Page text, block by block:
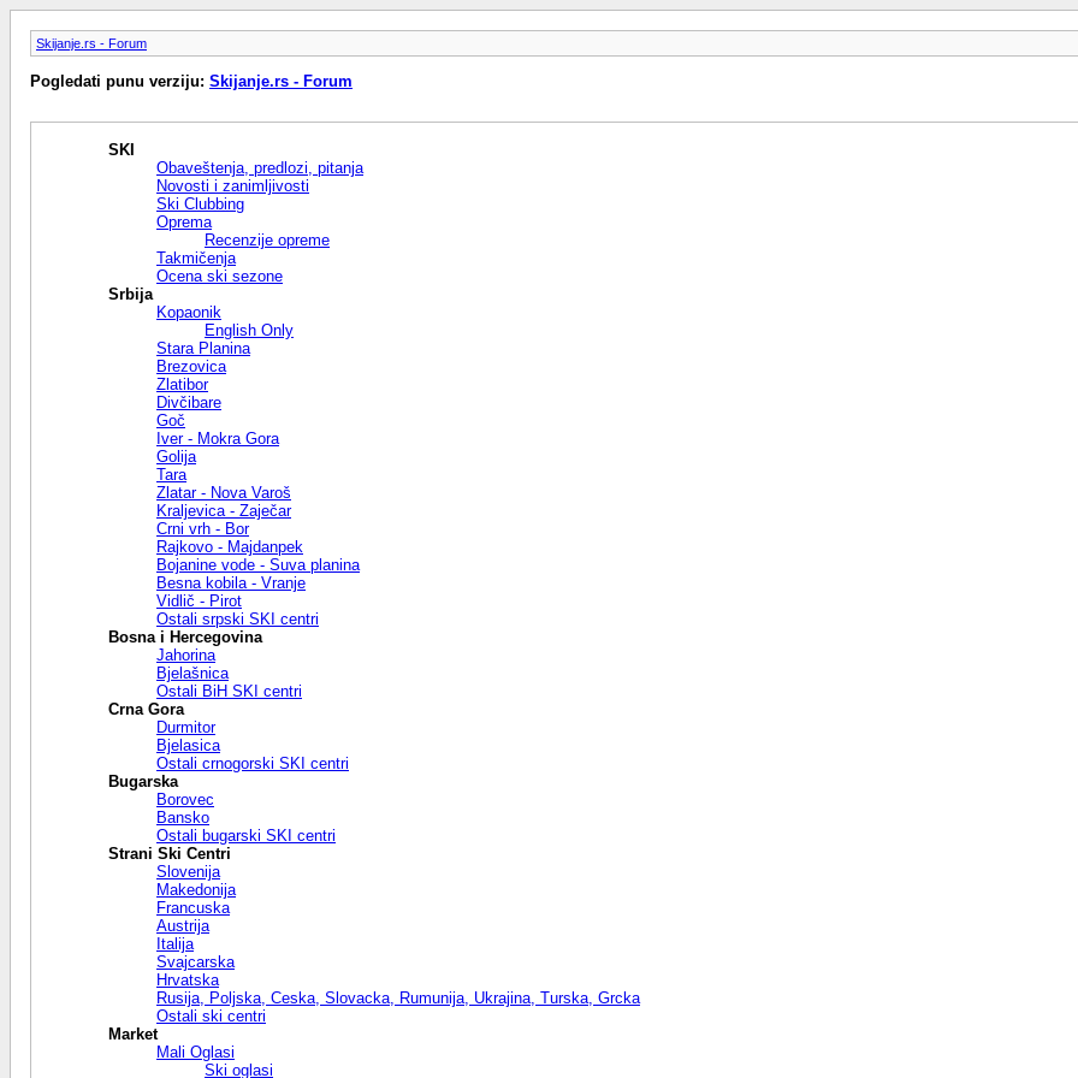
Skijanje.rs - Forum
Pogledati punu verziju: Skijanje.rs - Forum
SKI
Obaveštenja, predlozi, pitanja
Novosti i zanimljivosti
Ski Clubbing
Oprema
Recenzije opreme
Takmičenja
Ocena ski sezone
Srbija
Kopaonik
English Only
Stara Planina
Brezovica
Zlatibor
Divčibare
Goč
Iver - Mokra Gora
Golija
Tara
Zlatar - Nova Varoš
Kraljevica - Zaječar
Crni vrh - Bor
Rajkovo - Majdanpek
Bojanine vode - Suva planina
Besna kobila - Vranje
Vidlič - Pirot
Ostali srpski SKI centri
Bosna i Hercegovina
Jahorina
Bjelašnica
Ostali BiH SKI centri
Crna Gora
Durmitor
Bjelasica
Ostali crnogorski SKI centri
Bugarska
Borovec
Bansko
Ostali bugarski SKI centri
Strani Ski Centri
Slovenija
Makedonija
Francuska
Austrija
Italija
Svajcarska
Hrvatska
Rusija, Poljska, Ceska, Slovacka, Rumunija, Ukrajina, Turska, Grcka
Ostali ski centri
Market
Mali Oglasi
Ski oglasi